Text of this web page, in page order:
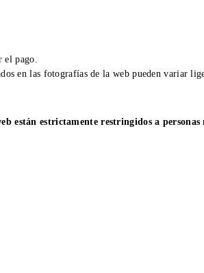
el pago.
en las fotografías de la web pueden variar
están estrictamente restringidos a personas